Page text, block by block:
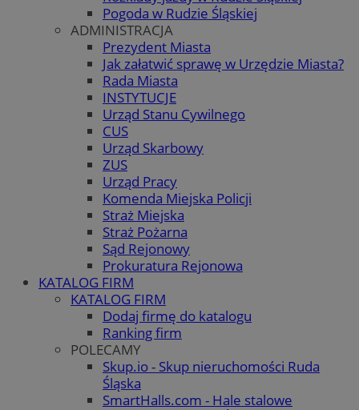
Pogoda w Rudzie Śląskiej
ADMINISTRACJA
Prezydent Miasta
Jak załatwić sprawę w Urzędzie Miasta?
Rada Miasta
INSTYTUCJE
Urząd Stanu Cywilnego
CUS
Urząd Skarbowy
ZUS
Urząd Pracy
Komenda Miejska Policji
Straż Miejska
Straż Pożarna
Sąd Rejonowy
Prokuratura Rejonowa
KATALOG FIRM
KATALOG FIRM
Dodaj firmę do katalogu
Ranking firm
POLECAMY
Skup.io - Skup nieruchomości Ruda
Śląska
SmartHalls.com - Hale stalowe